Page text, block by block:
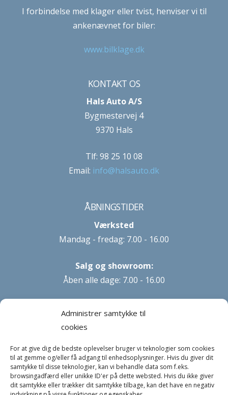
Administrer samtykke til
cookies
For at give dig de bedste oplevelser bruger vi teknologier som cookies
til at gemme og/eller få adgang til enhedsoplysninger. Hvis du giver dit
samtykke til disse teknologier, kan vi behandle data som f.eks.
browsingadfærd eller unikke ID'er på dette websted. Hvis du ikke giver
dit samtykke eller trækker dit samtykke tilbage, kan det have en negativ
I forbindelse med klager eller tvist, henviser vi til
ankenævnet for biler:
www.bilklage.dk
KONTAKT OS
Hals Auto A/S
Bygmestervej 4
9370 Hals
Tlf: 98 25 10 08
Email: info@halsauto.dk
ÅBNINGSTIDER
Værksted
Mandag - fredag: 7.00 - 16.00
Salg og showroom:
Åben alle dage: 7.00 - 16.00
Åben alle dage: 7.00 - 22.00
HALS AUTO A/S STØTTER KRÆFTENS BEKÆMPELSE